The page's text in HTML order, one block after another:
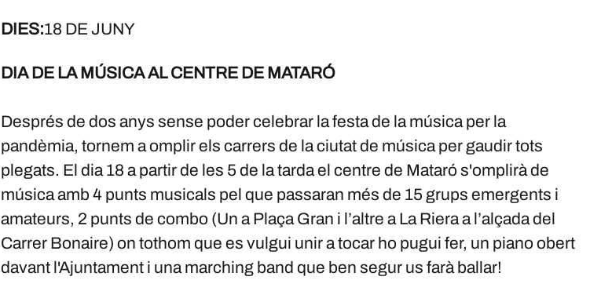
DIES:18 DE JUNY
DIA DE LA MÚSICA AL CENTRE DE MATARÓ
Després de dos anys sense poder celebrar la festa de la música per la
pandèmia, tornem a omplir els carrers de la ciutat de música per gaudir tots
plegats. El dia 18 a partir de les 5 de la tarda el centre de Mataró s'omplirà de
música amb 4 punts musicals pel que passaran més de 15 grups emergents i
amateurs, 2 punts de combo (Un a Plaça Gran i l’altre a La Riera a l’alçada del
Carrer Bonaire) on tothom que es vulgui unir a tocar ho pugui fer, un piano obert
davant l'Ajuntament i una marching band que ben segur us farà ballar!